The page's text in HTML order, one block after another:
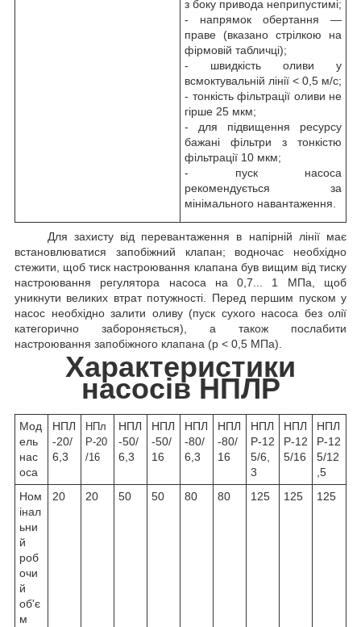
з боку привода неприпустимі;
- напрямок обертання —
праве (вказано стрілкою на
фірмовій табличці);
- швидкість оливи у
всмоктувальній лінії < 0,5 м/с;
- тонкість фільтрації оливи не
гірше 25 мкм;
- для підвищення ресурсу
бажані фільтри з тонкістю
фільтрації 10 мкм;
- пуск насоса
рекомендується за
мінімального навантаження.
Для захисту від перевантаження в напірній лінії має
встановлюватися запобіжний клапан; водночас необхідно
стежити, щоб тиск настроювання клапана був вищим від тиску
настроювання регулятора насоса на 0,7... 1 МПа, щоб
уникнути великих втрат потужності. Перед першим пуском у
насос необхідно залити оливу (пуск сухого насоса без олії
категорично забороняється), а також послабити
настроювання запобіжного клапана (р < 0,5 МПа).
Характеристики
насосів НПЛР
Мод
ель
нас
оса
НПЛ
-20/
6,3
НПл
Р-20
/16
НПЛ
-50/
6,3
НПЛ
-50/
16
НПЛ
-80/
6,3
НПЛ
-80/
16
НПЛ
Р-12
5/6,
3
НПЛ
Р-12
5/16
НПЛ
Р-12
5/12
,5
Ном
інал
ьни
й
роб
очи
й
об'є
м
20 20 50 50 80 80 125 125 125